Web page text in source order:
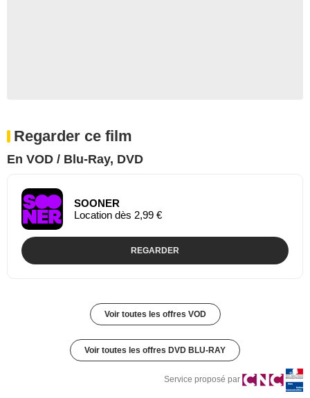
Regarder ce film
En VOD / Blu-Ray, DVD
SOONER
Location dès 2,99 €
REGARDER
Voir toutes les offres VOD
Voir toutes les offres DVD BLU-RAY
Service proposé par